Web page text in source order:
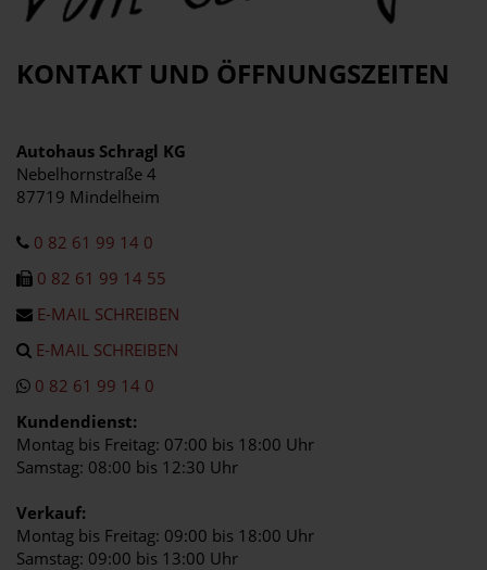
KONTAKT UND ÖFFNUNGSZEITEN
Autohaus Schragl KG
Nebelhornstraße 4
87719 Mindelheim
0 82 61 99 14 0
0 82 61 99 14 55
E-MAIL SCHREIBEN
E-MAIL SCHREIBEN
0 82 61 99 14 0
Kundendienst:
Montag bis Freitag: 07:00 bis 18:00 Uhr
Samstag: 08:00 bis 12:30 Uhr
Verkauf:
Montag bis Freitag: 09:00 bis 18:00 Uhr
Samstag: 09:00 bis 13:00 Uhr